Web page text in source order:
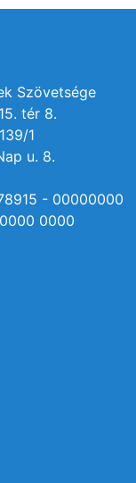
Szövetsége
tér 8.
1
u. 8.
- 00000000
0000